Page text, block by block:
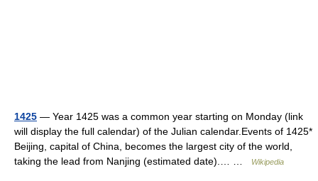
1425 — Year 1425 was a common year starting on Monday (link
will display the full calendar) of the Julian calendar.Events of 1425*
Beijing, capital of China, becomes the largest city of the world,
taking the lead from Nanjing (estimated date).… …
Wikipedia